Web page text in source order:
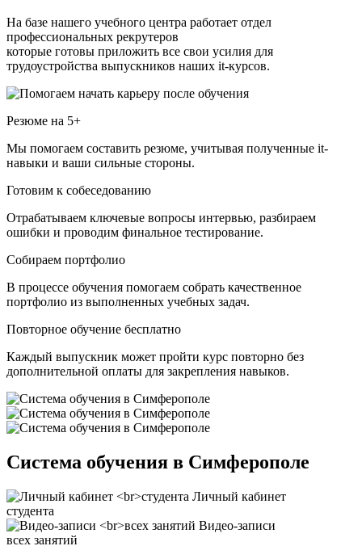
На базе нашего учебного центра работает отдел
профессиональных рекрутеров
которые готовы приложить все свои усилия для
трудоустройства выпускников наших it-курсов.
Резюме на 5+
Мы помогаем составить резюме, учитывая полученные it-
навыки и ваши сильные стороны.
Готовим к собеседованию
Отрабатываем ключевые вопросы интервью, разбираем
ошибки и проводим финальное тестирование.
Собираем портфолио
В процессе обучения помогаем собрать качественное
портфолио из выполненных учебных задач.
Повторное обучение бесплатно
Каждый выпускник может пройти курс повторно без
дополнительной оплаты для закрепления навыков.
Система обучения в Симферополе
Личный кабинет
студента
Видео-записи
всех занятий